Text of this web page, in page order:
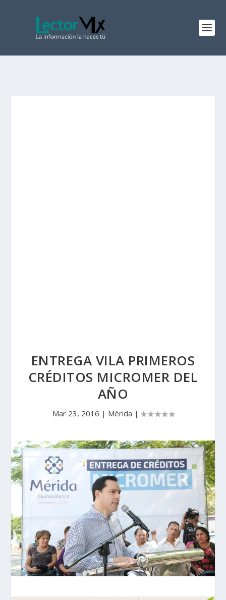
ENTREGA VILA PRIMEROS
CRÉDITOS MICROMER DEL
AÑO
Mar 23, 2016 | Mérida |